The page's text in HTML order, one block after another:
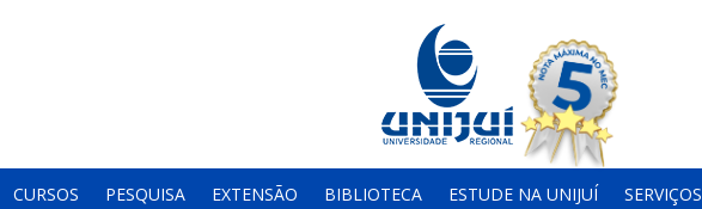
CURSOS PESQUISA EXTENSÃO BIBLIOTECA ESTUDE NA UNIJUÍ SERVIÇOS